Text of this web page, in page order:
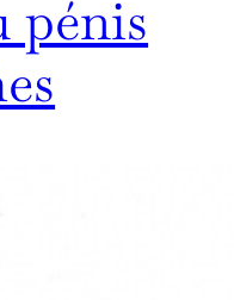
pénis